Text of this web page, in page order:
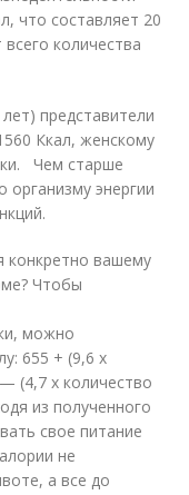
что составляет 20
количества
представители
Ккал, женскому
Чем старше
энергии
конкретно вашему
Чтобы
можно
655 + (9,6 х
(4,7 х количество
из полученного
свое питание
не
а все до